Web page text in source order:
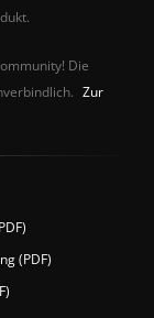
Die
Zur
(PDF)